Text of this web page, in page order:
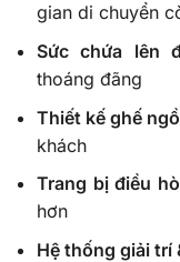
gian di chuyển
Sức chứa lên
thoáng đãng
Thiết kế ghế
khách
Trang bị điều
hơn
Hệ thống giải trí